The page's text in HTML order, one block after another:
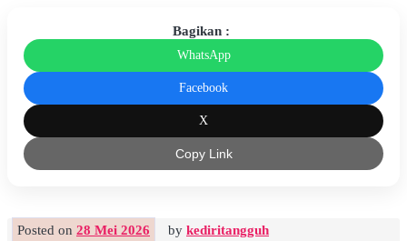
Bagikan :
WhatsApp
Facebook
X
Copy Link
Posted on 28 Mei 2026 by kediritangguh